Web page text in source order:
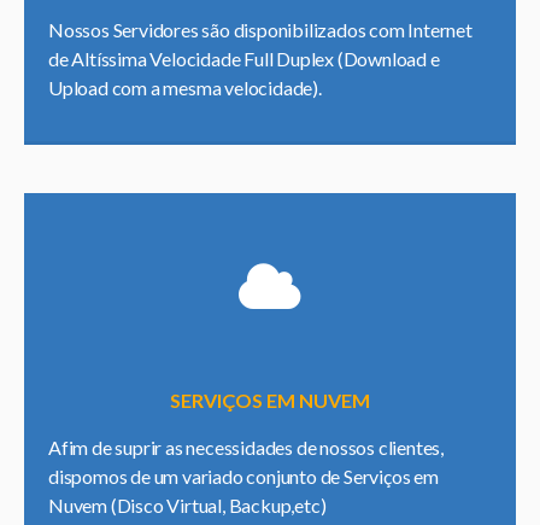
Nossos Servidores são disponibilizados com Internet
de Altíssima Velocidade Full Duplex (Download e
Upload com a mesma velocidade).
SERVIÇOS EM NUVEM
Afim de suprir as necessidades de nossos clientes,
dispomos de um variado conjunto de Serviços em
Nuvem (Disco Virtual, Backup,etc)